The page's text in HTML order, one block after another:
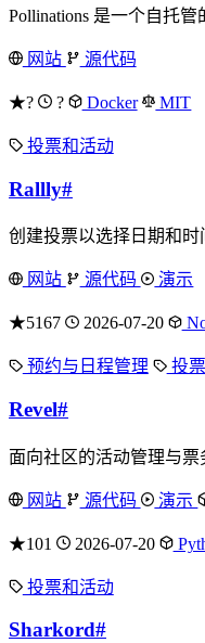
Pollinations 是一个自托管
网站 源代码
★? ? Docker MIT
投票和活动
Rallly#
创建投票以选择日期和时
网站 源代码 演示
★5167 2026-07-20
预约与日程管理 投
Revel#
面向社区的活动管理与票
网站 源代码 演示
★101 2026-07-20
投票和活动
Sharkord#